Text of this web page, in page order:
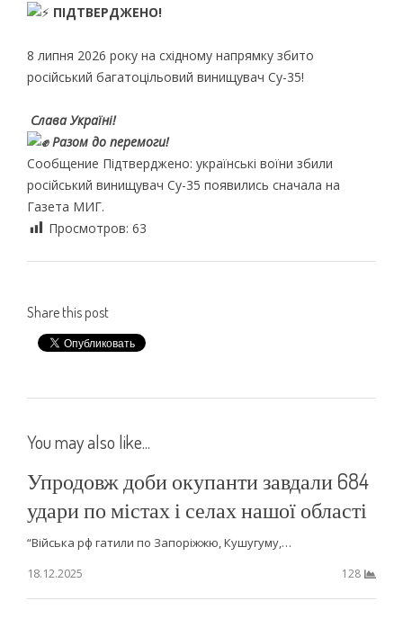
ПІДТВЕРДЖЕНО!
8 липня 2026 року на східному напрямку збито
російський багатоцільовий винищувач Cу-35!
Слава Україні!
Разом до перемоги!
Сообщение Підтверджено: українські воїни збили
російський винищувач Су-35 появились сначала на
Газета МИГ.
Просмотров: 63
Share this post
You may also like...
Упродовж доби окупанти завдали 684
удари по містах і селах нашої області
“Війська рф гатили по Запоріжжю, Кушугуму,…
18.12.2025
128